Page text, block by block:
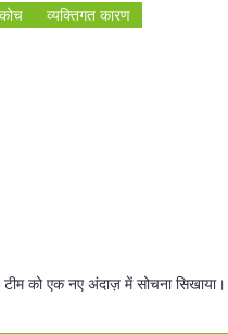
व्यक्तिगत कारण
टीम को एक नए अंदाज़ में सोचना